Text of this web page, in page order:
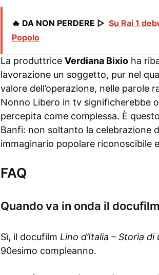
🔥 DA NON PERDERE ▷ Su Rai 1
Popolo
La produttrice Verdiana Bixio ha
lavorazione un soggetto, pur nel
valore dell’operazione, nelle
Nonno Libero in tv significherebbe
percepita come complessa. È
Banfi: non soltanto la celebrazione
immaginario popolare riconoscibile
FAQ
Quando va in onda il
Sì, il docufilm Lino d’Italia – Storia di
90esimo compleanno.